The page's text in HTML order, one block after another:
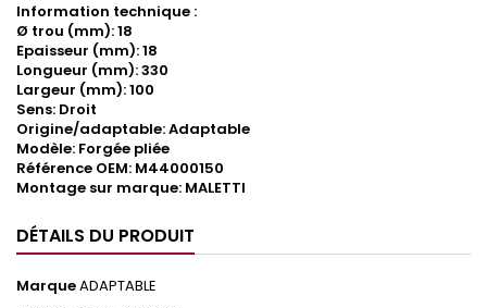
Information technique :
Ø trou (mm): 18
Epaisseur (mm): 18
Longueur (mm): 330
Largeur (mm): 100
Sens: Droit
Origine/adaptable: Adaptable
Modèle: Forgée pliée
Référence OEM: M44000150
Montage sur marque: MALETTI
DÉTAILS DU PRODUIT
MarqueADAPTABLE